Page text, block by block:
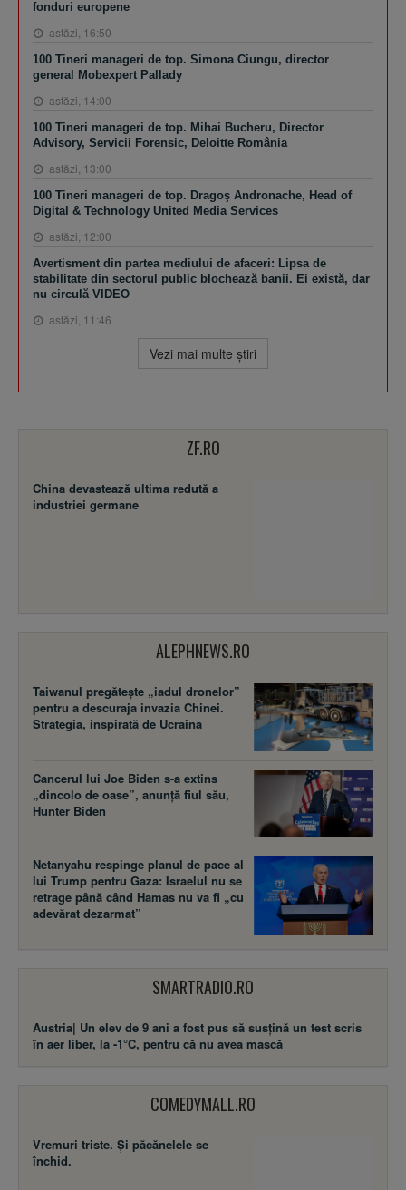
fonduri europene
astăzi, 16:50
100 Tineri manageri de top. Simona Ciungu, director
general Mobexpert Pallady
astăzi, 14:00
100 Tineri manageri de top. Mihai Bucheru, Director
Advisory, Servicii Forensic, Deloitte România
astăzi, 13:00
100 Tineri manageri de top. Dragoş Andronache, Head of
Digital & Technology United Media Services
astăzi, 12:00
Avertisment din partea mediului de afaceri: Lipsa de
stabilitate din sectorul public blochează banii. Ei există, dar
nu circulă VIDEO
astăzi, 11:46
Vezi mai multe ştiri
ZF.RO
China devastează ultima redută a
industriei germane
ALEPHNEWS.RO
Taiwanul pregătește „iadul dronelor”
pentru a descuraja invazia Chinei.
Strategia, inspirată de Ucraina
Cancerul lui Joe Biden s-a extins
„dincolo de oase”, anunță fiul său,
Hunter Biden
Netanyahu respinge planul de pace al
lui Trump pentru Gaza: Israelul nu se
retrage până când Hamas nu va fi „cu
adevărat dezarmat”
SMARTRADIO.RO
Austria| Un elev de 9 ani a fost pus să susţină un test scris
în aer liber, la -1°C, pentru că nu avea mască
COMEDYMALL.RO
Vremuri triste. Şi păcănelele se
închid.